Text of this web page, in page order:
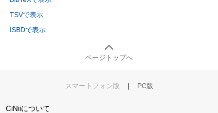
TSVで表示
ISBDで表示
ページトップへ
スマートフォン版 | PC版
CiNiiについて